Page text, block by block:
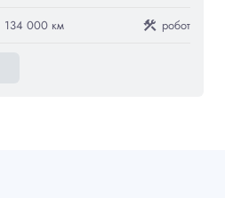
134 000 км construction робот